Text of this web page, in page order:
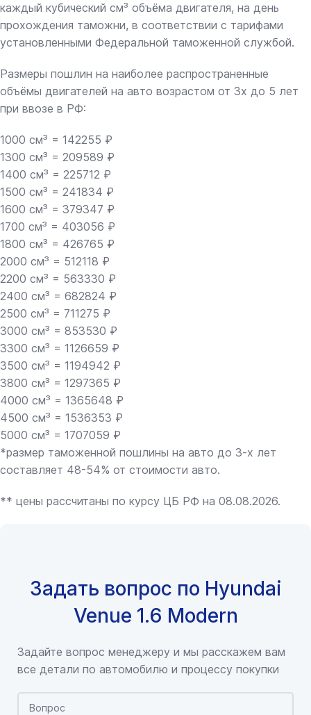
каждый кубический см³ объёма двигателя, на день
прохождения таможни, в соответствии с тарифами
установленными Федеральной таможенной службой.
Размеры пошлин на наиболее распространенные
объёмы двигателей на авто возрастом от 3х до 5 лет
при ввозе в РФ:
1000 см³ = 142255 ₽
1300 см³ = 209589 ₽
1400 см³ = 225712 ₽
1500 см³ = 241834 ₽
1600 см³ = 379347 ₽
1700 см³ = 403056 ₽
1800 см³ = 426765 ₽
2000 см³ = 512118 ₽
2200 см³ = 563330 ₽
2400 см³ = 682824 ₽
2500 см³ = 711275 ₽
3000 см³ = 853530 ₽
3300 см³ = 1126659 ₽
3500 см³ = 1194942 ₽
3800 см³ = 1297365 ₽
4000 см³ = 1365648 ₽
4500 см³ = 1536353 ₽
5000 см³ = 1707059 ₽
*размер таможенной пошлины на авто до 3-х лет
составляет 48-54% от стоимости авто.
** цены рассчитаны по курсу ЦБ РФ на 08.08.2026.
Задать вопрос по Hyundai
Venue 1.6 Modern
Задайте вопрос менеджеру и мы расскажем вам
все детали по автомобилю и процессу покупки